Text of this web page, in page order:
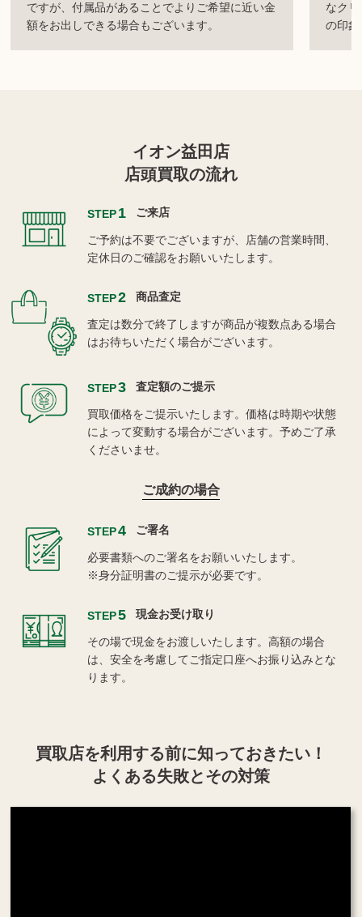
ですが、付属品があることでよりご希望に近い金
額をお出しできる場合もございます。
なク
の印
イオン益田店
店頭買取の流れ
STEP1 ご来店
ご予約は不要でございますが、店舗の営業時間、
定休日のご確認をお願いいたします。
STEP2 商品査定
査定は数分で終了しますが商品が複数点ある場合
はお待ちいただく場合がございます。
STEP3 査定額のご提示
買取価格をご提示いたします。価格は時期や状態
によって変動する場合がございます。予めご了承
くださいませ。
ご成約の場合
STEP4 ご署名
必要書類へのご署名をお願いいたします。
※身分証明書のご提示が必要です。
STEP5 現金お受け取り
その場で現金をお渡しいたします。高額の場合
は、安全を考慮してご指定口座へお振り込みとな
ります。
買取店を利用する前に知っておきたい！
よくある失敗とその対策